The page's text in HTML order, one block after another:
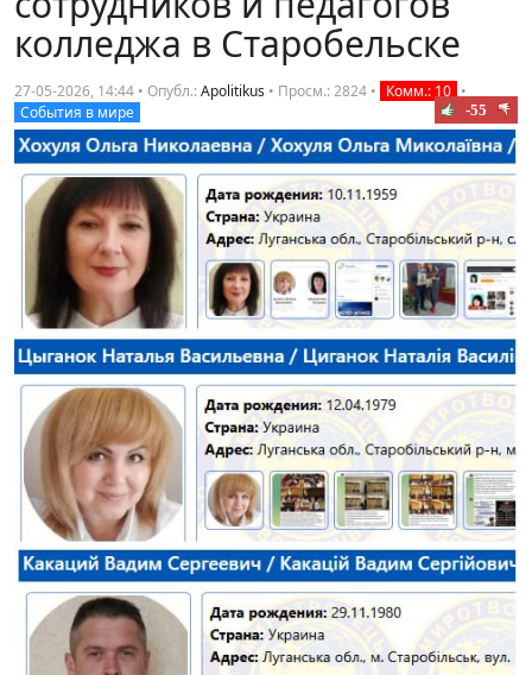
колледжа в Старобельске
27-05-2026, 14:44 • Опубл.:Apolitikus • Просм.: 2824 • Комм.: 10 •
События в мире
-55